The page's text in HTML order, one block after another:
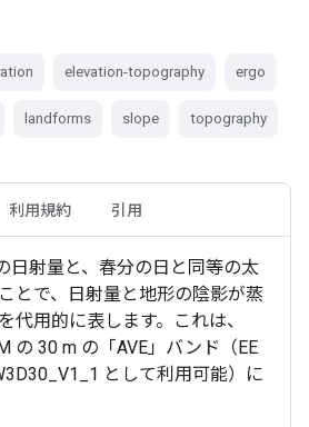
elevation-topography ergo
landforms slope topography
利用規約 引用
日射量と、春分の日と同等の太
とで、日射量と地形の陰影が蒸
代用的に表します。これは、
の 30 m の「AVE」バンド（EE
として利用可能）に